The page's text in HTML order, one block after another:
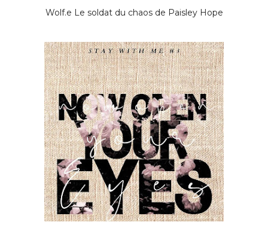
Wolf.e Le soldat du chaos de Paisley Hope